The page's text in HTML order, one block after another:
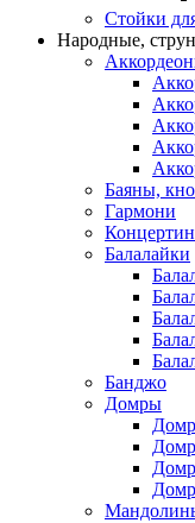
Стойки
Народные,
Баяны,
Гармони
Балалайки
Банджо
Домры